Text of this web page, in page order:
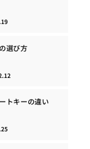
選び方
トキーの違い